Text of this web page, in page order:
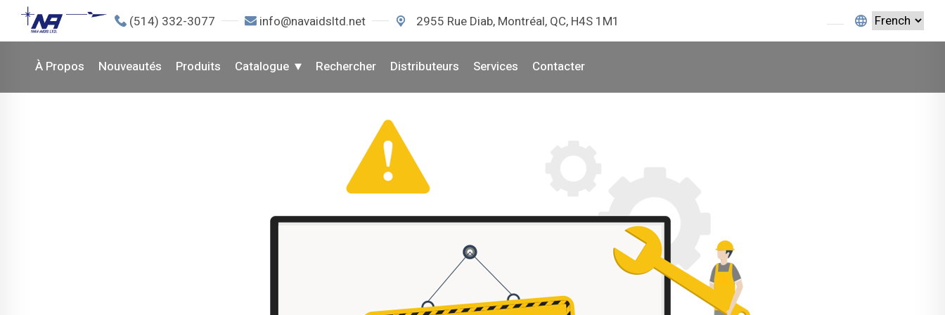
(514) 332-3077 info@navaidsltd.net 2955 Rue Diab, Montréal, QC, H4S 1M1
À Propos Nouveautés Produits Catalogue Rechercher Distributeurs Services Contacter